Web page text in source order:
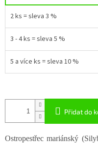
2 ks = sleva 3 %
3 - 4 ks = sleva 5 %
5 a více ks = sleva 10 %
Přidat do
Ostropestřec mariánský